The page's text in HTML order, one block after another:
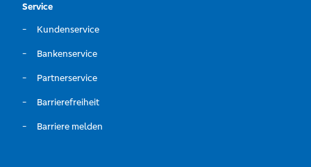
Service
Kundenservice
Bankenservice
Partnerservice
Barrierefreiheit
Barriere melden